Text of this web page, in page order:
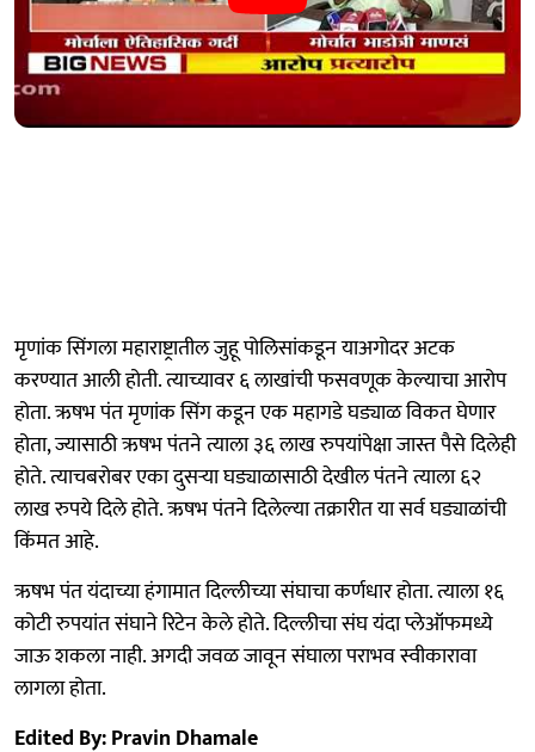
मृणांक सिंगला महाराष्ट्रातील जुहू पोलिसांकडून याअगोदर अटक
करण्यात आली होती. त्याच्यावर ६ लाखांची फसवणूक केल्याचा आरोप
होता. ऋषभ पंत मृणांक सिंग कडून एक महागडे घड्याळ विकत घेणार
होता, ज्यासाठी ऋषभ पंतने त्याला ३६ लाख रुपयांपेक्षा जास्त पैसे दिलेही
होते. त्याचबरोबर एका दुसऱ्या घड्याळासाठी देखील पंतने त्याला ६२
लाख रुपये दिले होते. ऋषभ पंतने दिलेल्या तक्रारीत या सर्व घड्याळांची
किंमत आहे.
ऋषभ पंत यंदाच्या हंगामात दिल्लीच्या संघाचा कर्णधार होता. त्याला १६
कोटी रुपयांत संघाने रिटेन केले होते. दिल्लीचा संघ यंदा प्लेऑफमध्ये
जाऊ शकला नाही. अगदी जवळ जावून संघाला पराभव स्वीकारावा
लागला होता.
Edited By: Pravin Dhamale